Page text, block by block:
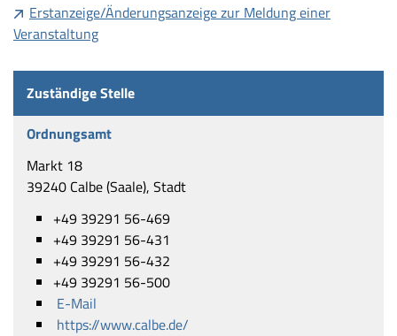
Erstanzeige/Änderungsanzeige zur Meldung einer
Veranstaltung
Zuständige Stelle
Ordnungsamt
Markt 18
39240 Calbe (Saale), Stadt
+49 39291 56-469
+49 39291 56-431
+49 39291 56-432
+49 39291 56-500
E-Mail
https://www.calbe.de/